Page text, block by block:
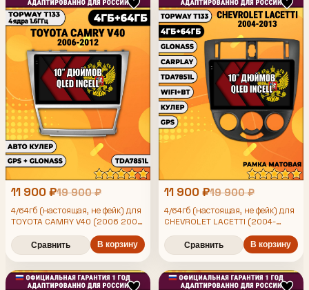
11 900 ₽19 900 ₽
4/64гб (настоящая, не фейк) для
TOYOTA CAMRY V40 (2006 2007
XV40 В40 Камри, Android
магнитола с усилителем
Сравнить В корзину
11 900 ₽19 900 ₽
4/64гб (настоящая, не фейк) для
CHEVROLET LACETTI (2004-
2013), Android магнитола с
усилителем TDA7851, под
кондиционер, рамка черная
Сравнить В корзину